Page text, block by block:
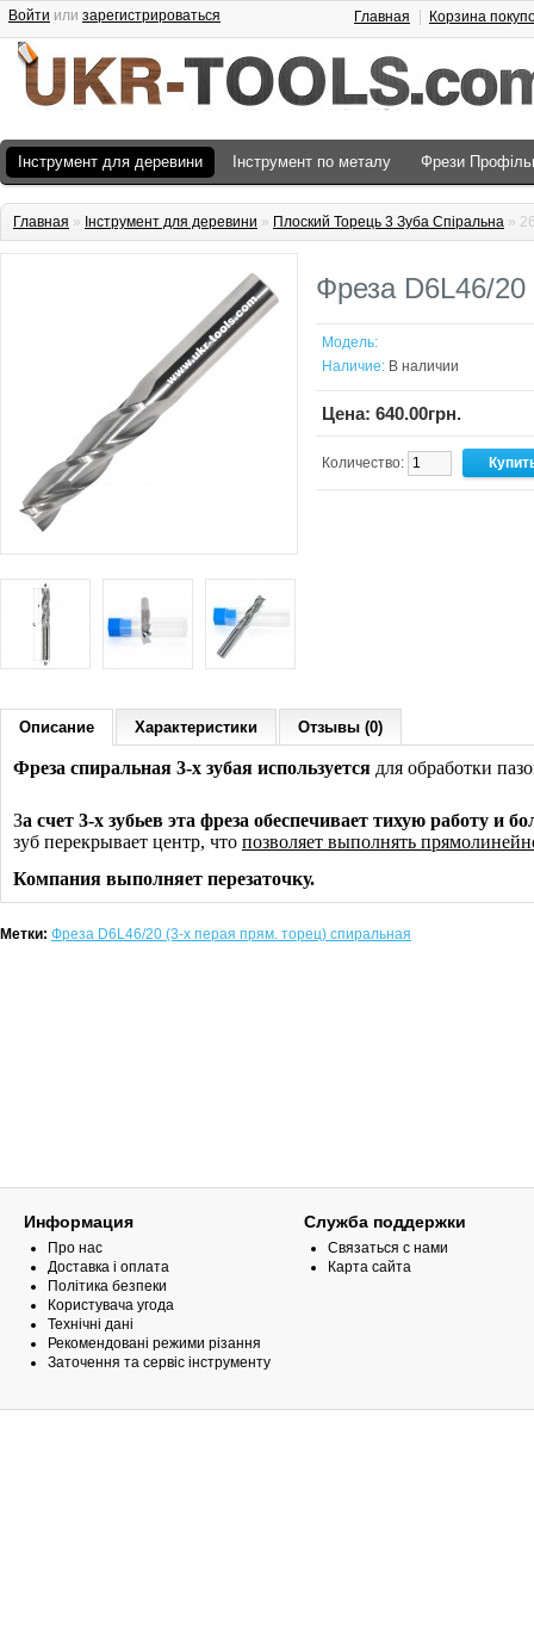
Войти или зарегистрироваться Главная Корзина
Інструмент для деревини Інструмент по металу Фрези
Главная » Інструмент для деревини » Плоский Торець 3 Зуба Спіральна »
Фреза D6L46/
Модель:
Наличие: В наличии
Цена: 640.00грн.
Количество:
Описание Характеристики Отзывы (0)
Фреза спиральная 3-х зубая используется для обработки
За счет 3-х зубьев эта фреза обеспечивает тихую работу и
зуб перекрывает центр, что позволяет выполнять
Компания выполняет перезаточку.
Метки: Фреза D6L46/20 (3-х перая прям. торец) спиральная
Информация
Про нас
Доставка і оплата
Політика безпеки
Користувача угода
Технічні дані
Рекомендовані режими різання
Заточення та сервіс інструменту
Служба поддержки
Связаться с нами
Карта сайта